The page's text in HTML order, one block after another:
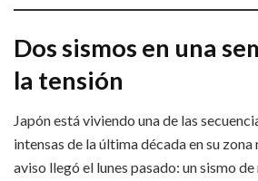
Dos sismos en una
la tensión
Japón está viviendo una de las
intensas de la última década en su
aviso llegó el lunes pasado: un sismo